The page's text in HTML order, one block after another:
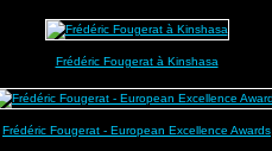
Frédéric Fougerat à Kinshasa
Frédéric Fougerat - European Excellence Awards